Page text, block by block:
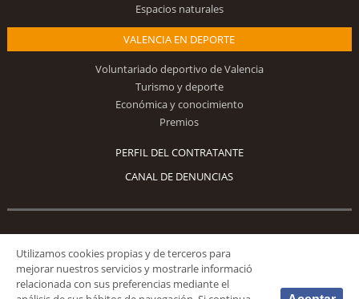
Espacios naturales
VALENCIA EN DEPORTE
Voluntariado deportivo de Valencia
Turismo y deporte
Económica y conocimiento
Premios
PERFIL DEL CONTRATANTE
CANAL DE DENUNCIAS
Síguenos
Utilizamos cookies propias y de terceros para
mejorar nuestros servicios y mostrarle informació
relacionada con sus preferencias mediante el